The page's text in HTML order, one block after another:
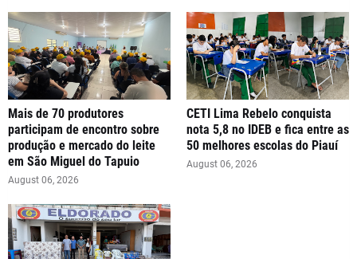
Mais de 70 produtores
participam de encontro sobre
produção e mercado do leite
em São Miguel do Tapuio
August 06, 2026
CETI Lima Rebelo conquista
nota 5,8 no IDEB e fica entre as
50 melhores escolas do Piauí
August 06, 2026